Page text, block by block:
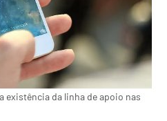
existência da linha de apoio nas